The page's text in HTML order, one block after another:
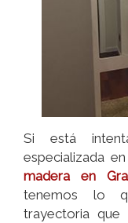
Si está
especializada
madera en
tenemos lo
trayectoria que